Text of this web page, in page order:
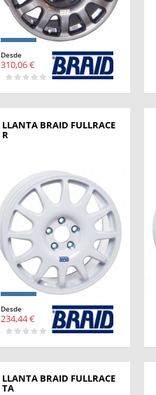
Desde
310,06 €
LLANTA BRAID FULLRACE
R
Desde
234,44 €
LLANTA BRAID FULLRACE
TA